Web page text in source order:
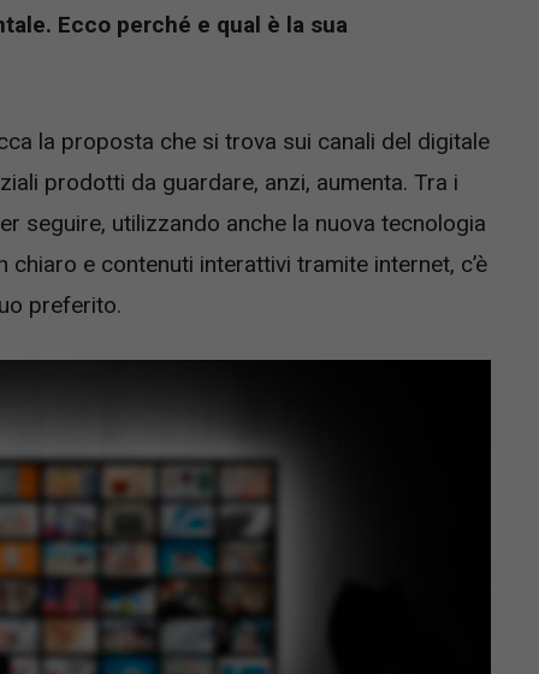
Ecco perché e qual è la sua
la proposta che si trova sui canali del digitale
prodotti da guardare, anzi, aumenta. Tra i
seguire, utilizzando anche la nuova tecnologia
e contenuti interattivi tramite internet, c’è
preferito.